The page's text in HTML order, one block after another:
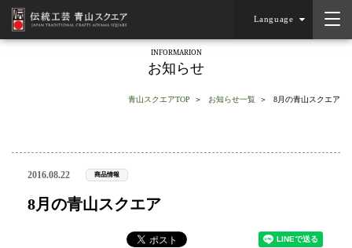
Language
INFORMARION
お知らせ
青山スクエアTOP お知らせ一覧 8月の青山スクエア
2016.08.22 商品情報
8月の青山スクエア